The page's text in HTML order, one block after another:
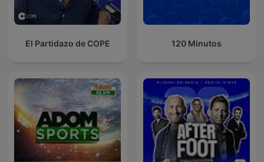
El Partidazo de COPE 120 Minutos